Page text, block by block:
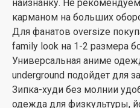
наизнанку. Не
карманом на больших
Для фанатов oversize
family look на 1-2 размера
Универсальная аниме
underground подойдет для
Зипка-худи без молнии
одежда для физкультуры,